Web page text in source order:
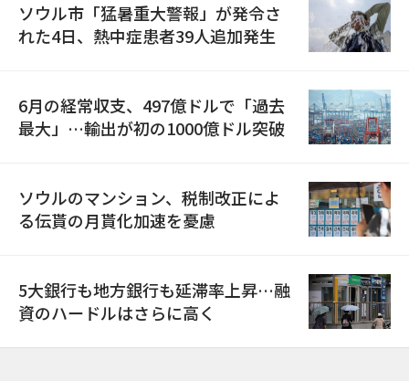
ソウル市「猛暑重大警報」が発令さ
れた4日、熱中症患者39人追加発生
6月の経常収支、497億ドルで「過去
最大」…輸出が初の1000億ドル突破
ソウルのマンション、税制改正によ
る伝貰の月貰化加速を憂慮
5大銀行も地方銀行も延滞率上昇…融
資のハードルはさらに高く